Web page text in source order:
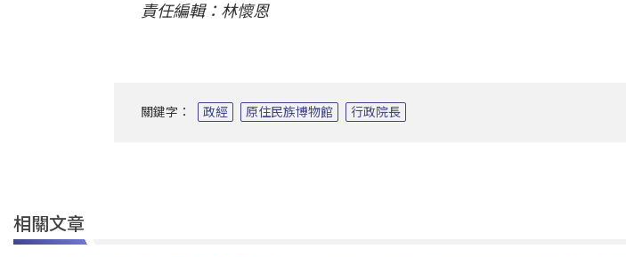
責任編輯：林懷恩
關鍵字： 政經 原住民族博物館 行政院長
相關文章